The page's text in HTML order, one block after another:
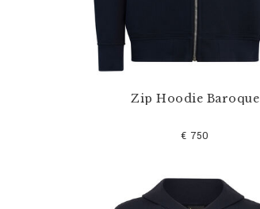
Zip Hoodie Baroque
€ 750